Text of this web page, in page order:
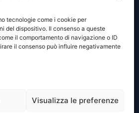
tecnologie come i cookie per
del dispositivo. Il consenso a queste
il comportamento di navigazione o ID
il consenso può influire negativamente
Visualizza le preferenze